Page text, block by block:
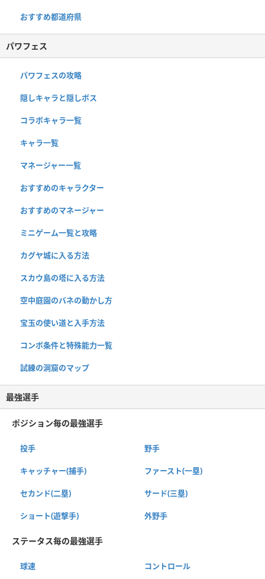
おすすめ都道府県
パワフェス
パワフェスの攻略
隠しキャラと隠しボス
コラボキャラ一覧
キャラ一覧
マネージャー一覧
おすすめのキャラクター
おすすめのマネージャー
ミニゲーム一覧と攻略
カグヤ城に入る方法
スカウ島の塔に入る方法
空中庭園のバネの動かし方
宝玉の使い道と入手方法
コンボ条件と特殊能力一覧
試練の洞窟のマップ
最強選手
ポジション毎の最強選手
投手 野手
キャッチャー(捕手) ファースト(一塁)
セカンド(二塁) サード(三塁)
ショート(遊撃手) 外野手
ステータス毎の最強選手
球速 コントロール